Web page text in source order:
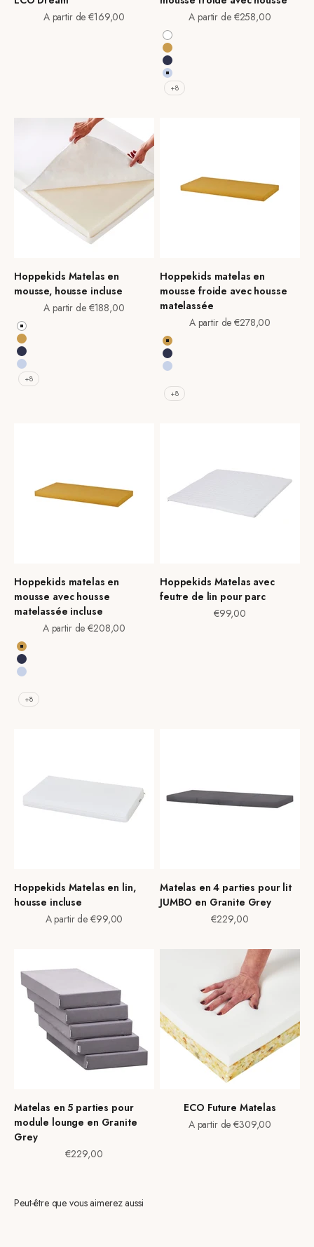
Prix de vente
A partir de €169,00
Prix de vente
A partir de €258,00
Blanc
Autumn Yellow
Bleu Patriot
Bleu Céruléen
+8
Hoppekids Matelas en
mousse, housse incluse
Prix de vente
A partir de €188,00
Blanc
Autumn Yellow
Bleu Patriot
Bleu Céruléen
+8
Hoppekids matelas en
mousse froide avec housse
matelassée
Prix de vente
A partir de €278,00
Autumn Yellow
Bleu Patriot
Bleu Céruléen
Dream Blue
+8
Hoppekids matelas en
mousse avec housse
matelassée incluse
Prix de vente
A partir de €208,00
Autumn Yellow
Bleu Patriot
Bleu Céruléen
Dream Blue
+8
Hoppekids Matelas avec
feutre de lin pour parc
Prix de vente
€99,00
Hoppekids Matelas en lin,
housse incluse
Prix de vente
A partir de €99,00
Matelas en 4 parties pour lit
JUMBO en Granite Grey
Prix de vente
€229,00
Matelas en 5 parties pour
module lounge en Granite
Grey
Prix de vente
€229,00
ECO Future Matelas
Prix de vente
A partir de €309,00
Peut-être que vous aimerez aussi